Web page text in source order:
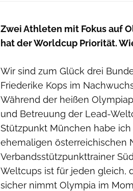
Zwei Athleten mit Fokus auf
hat der Worldcup Priorität.
Wir sind zum Glück drei
Friederike Kops im
Während der heißen
und Betreuung der Lead-
Stützpunkt München habe
ehemaligen österreichischen
Verbandsstützpunkttrainer
Weltcups ist für jeden gleich,
sicher nimmt Olympia im